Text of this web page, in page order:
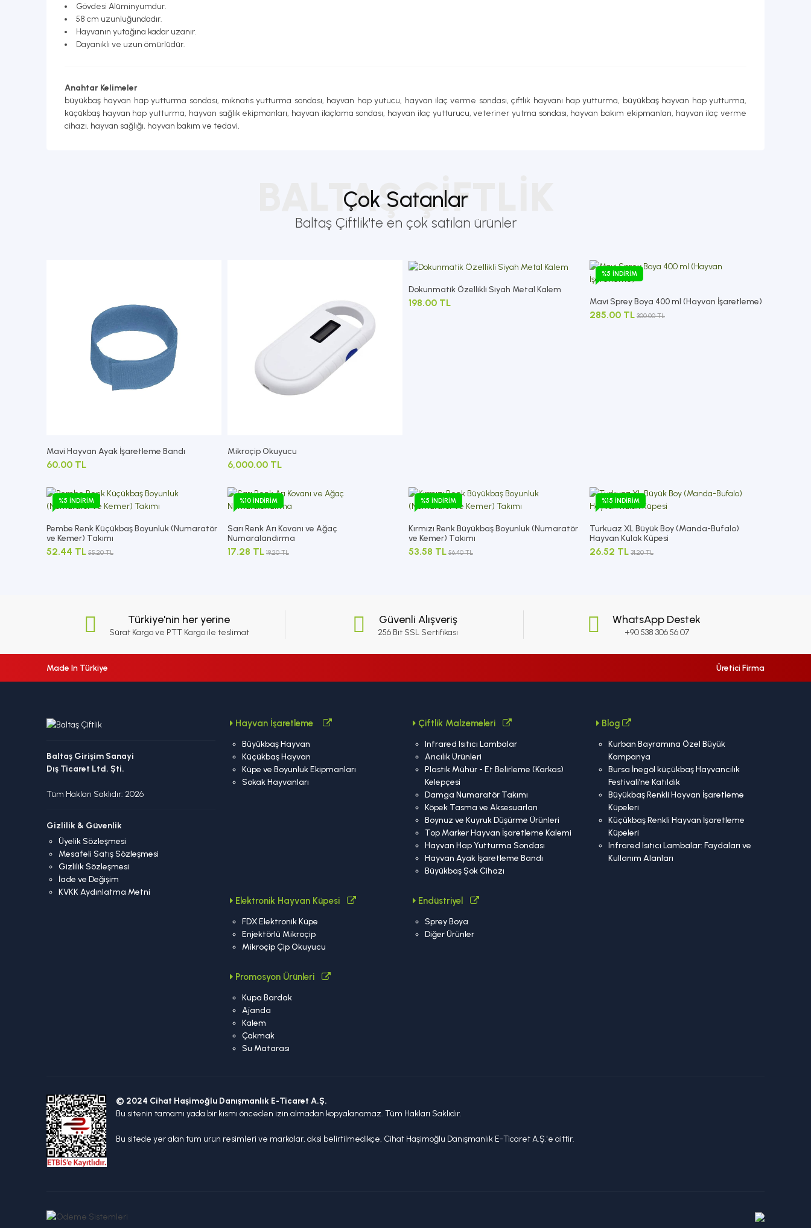
Gövdesi Alüminyumdur.
58 cm uzunluğundadır.
Hayvanın yutağına kadar uzanır.
Dayanıklı ve uzun ömürlüdür.
Anahtar Kelimeler
büyükbaş hayvan hap yutturma sondası, mıknatıs yutturma sondası, hayvan hap yutucu, hayvan ilaç verme sondası, çiftlik hayvanı hap yutturma, büyükbaş hayvan hap yutturma,
küçükbaş hayvan hap yutturma, hayvan sağlık ekipmanları, hayvan ilaçlama sondası, hayvan ilaç yutturucu, veteriner yutma sondası, hayvan bakım ekipmanları, hayvan ilaç verme
cihazı, hayvan sağlığı, hayvan bakım ve tedavi,
Çok Satanlar
BALTAŞ ÇIFTLIK
Baltaş Çiftlik'te en çok satılan ürünler
Mavi Hayvan Ayak İşaretleme Bandı
60.00 TL
Mikroçip Okuyucu
6,000.00 TL
Dokunmatik Özellikli Siyah Metal Kalem
198.00 TL
%5 İNDIRIM
Mavi Sprey Boya 400 ml (Hayvan İşaretleme)
285.00 TL 300.00 TL
%5 İNDIRIM
Pembe Renk Küçükbaş Boyunluk (Numaratör
ve Kemer) Takımı
52.44 TL 55.20 TL
%10 İNDIRIM
Sarı Renk Arı Kovanı ve Ağaç
Numaralandırma
17.28 TL 19.20 TL
%5 İNDIRIM
Kırmızı Renk Büyükbaş Boyunluk (Numaratör
ve Kemer) Takımı
53.58 TL 56.40 TL
%15 İNDIRIM
Turkuaz XL Büyük Boy (Manda-Bufalo)
Hayvan Kulak Küpesi
26.52 TL 31.20 TL
Türkiye'nin her yerine
Sürat Kargo ve PTT Kargo ile teslimat
Güvenli Alışveriş
256 Bit SSL Sertifikası
WhatsApp Destek
+90 538 306 56 07
Made In Türkiye Üretici Firma
Baltaş Girişim Sanayi
Dış Ticaret Ltd. Şti.
Tüm Hakları Saklıdır: 2026
Gizlilik & Güvenlik
Üyelik Sözleşmesi
Mesafeli Satış Sözleşmesi
Gizlilik Sözleşmesi
İade ve Değişim
KVKK Aydınlatma Metni
Hayvan İşaretleme
Büyükbaş Hayvan
Küçükbaş Hayvan
Küpe ve Boyunluk Ekipmanları
Sokak Hayvanları
Çiftlik Malzemeleri
Infrared Isıtıcı Lambalar
Arıcılık Ürünleri
Plastik Mühür - Et Belirleme (Karkas)
Kelepçesi
Damga Numaratör Takımı
Köpek Tasma ve Aksesuarları
Boynuz ve Kuyruk Düşürme Ürünleri
Top Marker Hayvan İşaretleme Kalemi
Hayvan Hap Yutturma Sondası
Hayvan Ayak İşaretleme Bandı
Büyükbaş Şok Cihazı
Elektronik Hayvan Küpesi
FDX Elektronik Küpe
Enjektörlü Mikroçip
Mikroçip Çip Okuyucu
Endüstriyel
Sprey Boya
Diğer Ürünler
Promosyon Ürünleri
Kupa Bardak
Ajanda
Kalem
Çakmak
Su Matarası
Blog
Kurban Bayramına Özel Büyük
Kampanya
Bursa İnegöl küçükbaş Hayvancılık
Festivali’ne Katıldık
Büyükbaş Renkli Hayvan İşaretleme
Küpeleri
Küçükbaş Renkli Hayvan İşaretleme
Küpeleri
Infrared Isıtıcı Lambalar: Faydaları ve
Kullanım Alanları
© 2024 Cihat Haşimoğlu Danışmanlık E-Ticaret A.Ş.
Bu sitenin tamamı yada bir kısmı önceden izin almadan kopyalanamaz. Tüm Hakları Saklıdır.
Bu sitede yer alan tüm ürün resimleri ve markalar, aksi belirtilmedikçe, Cihat Haşimoğlu Danışmanlık E-Ticaret A.Ş.'e aittir.